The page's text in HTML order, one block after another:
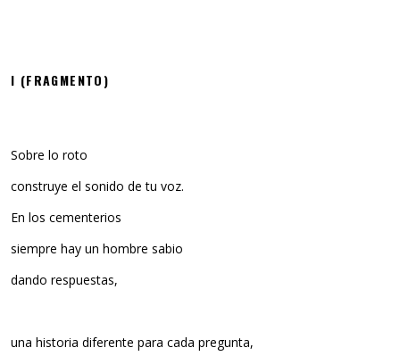
I (FRAGMENTO)
Sobre lo roto
construye el sonido de tu voz.
En los cementerios
siempre hay un hombre sabio
dando respuestas,
una historia diferente para cada pregunta,